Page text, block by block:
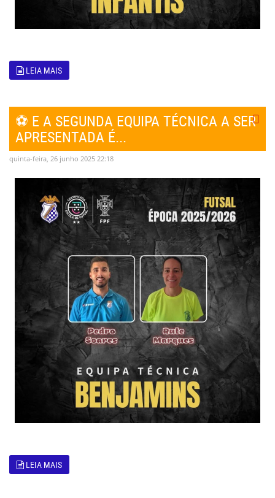
LEIA MAIS
⚽ E A SEGUNDA EQUIPA TÉCNICA A SER
APRESENTADA É...
quinta-feira, 26 junho 2025 22:18
LEIA MAIS